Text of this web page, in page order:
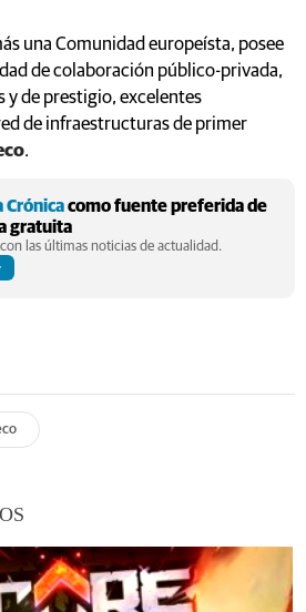
una Comunidad europeísta, posee
de colaboración público-privada,
y de prestigio, excelentes
de infraestructuras de primer
.
Crónicacomo fuente preferida de
gratuita
las últimas noticias de actualidad.